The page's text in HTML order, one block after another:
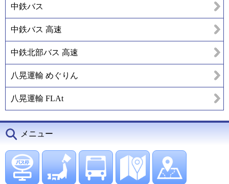
中鉄バス
中鉄バス 高速
中鉄北部バス 高速
八晃運輸 めぐりん
八晃運輸 FLAt
メニュー